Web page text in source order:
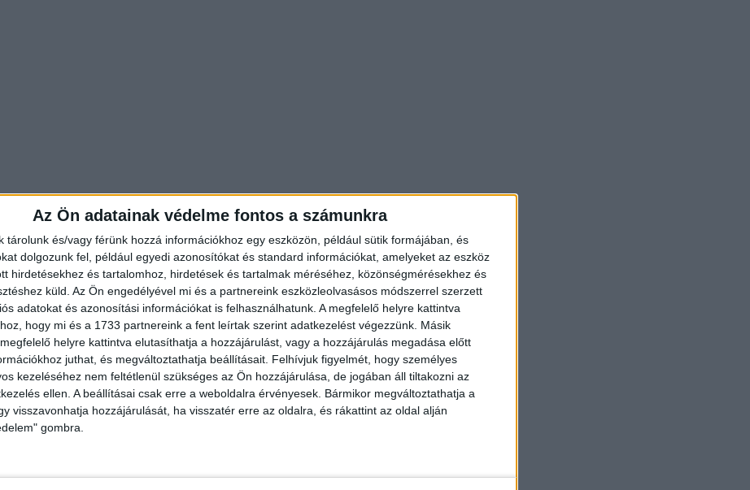
Az Ön adatainak védelme fontos a számunkra
tárolunk és/vagy férünk hozzá információkhoz egy eszközön, például sütik formájában, és
dolgozunk fel, például egyedi azonosítókat és standard információkat, amelyeket az eszköz
hirdetésekhez és tartalomhoz, hirdetések és tartalmak méréséhez, közönségmérésekhez és
küld. Az Ön engedélyével mi és a partnereink eszközleolvasásos módszerrel szerzett
adatokat és azonosítási információkat is felhasználhatunk. A megfelelő helyre kattintva
hogy mi és a 1733 partnereink a fent leírtak szerint adatkezelést végezzünk. Másik
helyre kattintva elutasíthatja a hozzájárulást, vagy a hozzájárulás megadása előtt
juthat, és megváltoztathatja beállításait. Felhívjuk figyelmét, hogy személyes
kezeléséhez nem feltétlenül szükséges az Ön hozzájárulása, de jogában áll tiltakozni az
ellen. A beállításai csak erre a weboldalra érvényesek. Bármikor megváltoztathatja a
visszavonhatja hozzájárulását, ha visszatér erre az oldalra, és rákattint az oldal alján
gombra.